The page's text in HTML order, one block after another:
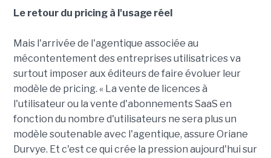
Le retour du pricing à l'usage réel
Mais l'arrivée de l'agentique associée au
mécontentement des entreprises utilisatrices va
surtout imposer aux éditeurs de faire évoluer leur
modèle de pricing. « La vente de licences à
l'utilisateur ou la vente d'abonnements SaaS en
fonction du nombre d'utilisateurs ne sera plus un
modèle soutenable avec l'agentique, assure Oriane
Durvye. Et c'est ce qui crée la pression aujourd'hui sur